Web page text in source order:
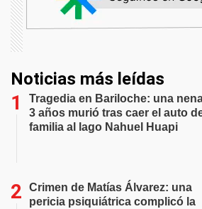
Noticias más leídas
Tragedia en Bariloche: una
3 años murió tras caer el auto
familia al lago Nahuel Huapi
Crimen de Matías Álvarez: una
pericia psiquiátrica complicó la